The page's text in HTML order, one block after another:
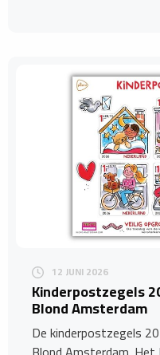
12 JUNI 2026
Kinderpostzegels
Blond Amsterdam
De kinderpostzegels